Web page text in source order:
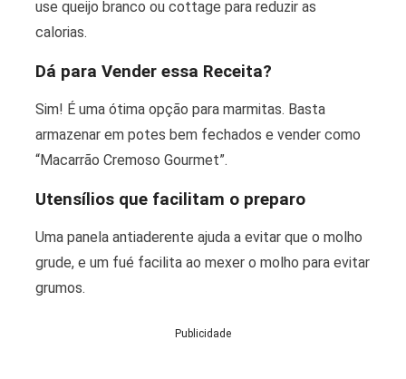
use queijo branco ou cottage para reduzir as
calorias.
Dá para Vender essa Receita?
Sim! É uma ótima opção para marmitas. Basta
armazenar em potes bem fechados e vender como
“Macarrão Cremoso Gourmet”.
Utensílios que facilitam o preparo
Uma panela antiaderente ajuda a evitar que o molho
grude, e um fué facilita ao mexer o molho para evitar
grumos.
Publicidade